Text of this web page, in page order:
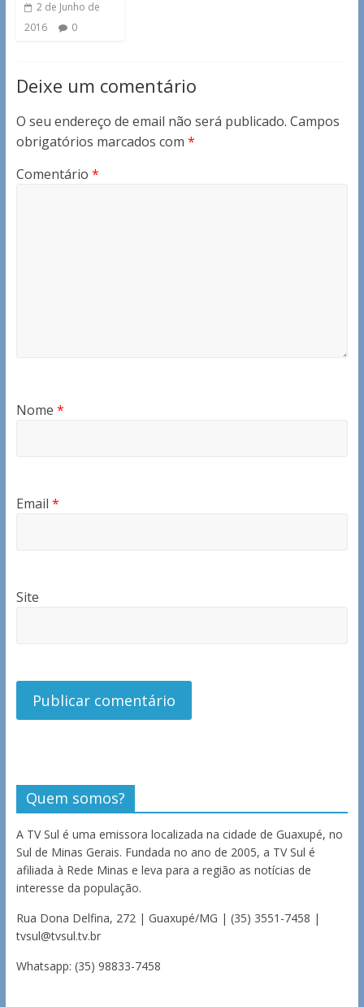
2 de Junho de
2016
0
Deixe um comentário
O seu endereço de email não será publicado. Campos
obrigatórios marcados com *
Comentário *
Nome *
Email *
Site
Quem somos?
A TV Sul é uma emissora localizada na cidade de Guaxupé, no
Sul de Minas Gerais. Fundada no ano de 2005, a TV Sul é
afiliada à Rede Minas e leva para a região as notícias de
interesse da população.
Rua Dona Delfina, 272 | Guaxupé/MG | (35) 3551-7458 |
tvsul@tvsul.tv.br
Whatsapp: (35) 98833-7458